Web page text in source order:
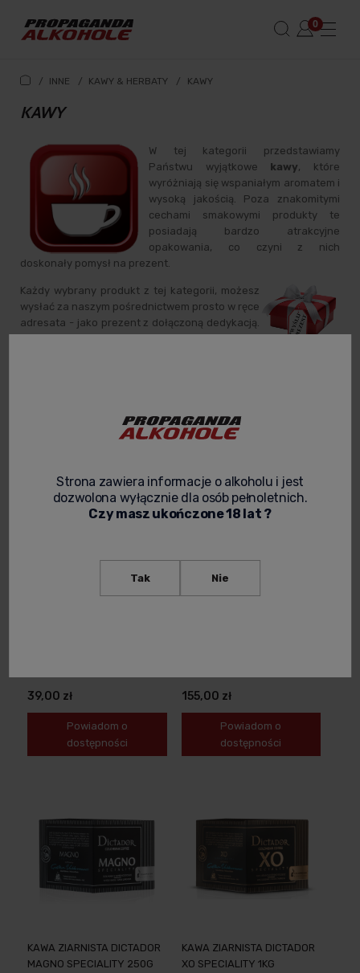
/ INNE / KAWY & HERBATY / KAWY
KAWY
W tej kategorii przedstawiamy
Państwu wyjątkowe kawy, które
wyróżniają się wspaniałym aromatem i
wysoką jakością. Poza znakomitymi
cechami smakowymi produkty te
posiadają bardzo atrakcyjne
opakowania, co czyni z nich
doskonały pomysł na prezent.
Każdy wybrany produkt z tej kategorii, możesz
wysłać za naszym pośrednictwem prosto w ręce
adresata - jako prezent z dołączoną dedykacją.
Filtruj / sortuj
39,00 zł
Powiadom o
dostępności
155,00 zł
Powiadom o
dostępności
KAWA ZIARNISTA DICTADOR
MAGNO SPECIALITY 250G
KAWA ZIARNISTA DICTADOR
XO SPECIALITY 1KG
Strona zawiera informacje o alkoholu i jest
dozwolona wyłącznie dla osób pełnoletnich.
Czy masz ukończone 18 lat ?
Tak Nie